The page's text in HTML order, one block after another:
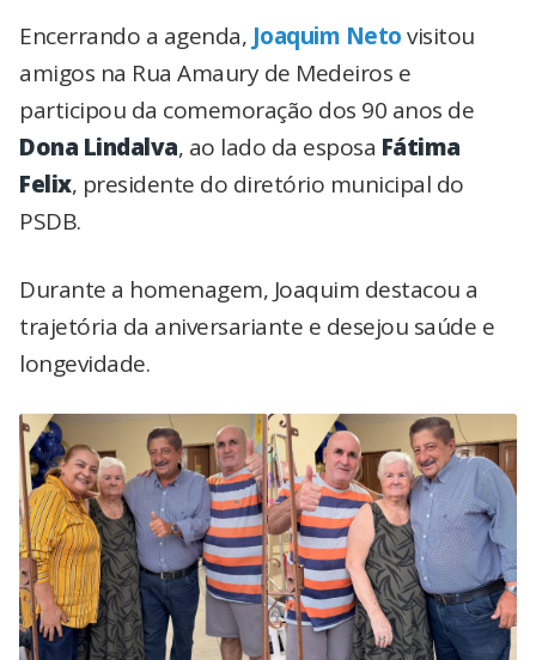
Encerrando a agenda, Joaquim Netovisitou
amigos na Rua Amaury de Medeiros e
participou da comemoração dos 90 anos de
Dona Lindalva, ao lado da esposa Fátima
Felix, presidente do diretório municipal do
PSDB.
Durante a homenagem, Joaquim destacou a
trajetória da aniversariante e desejou saúde e
longevidade.